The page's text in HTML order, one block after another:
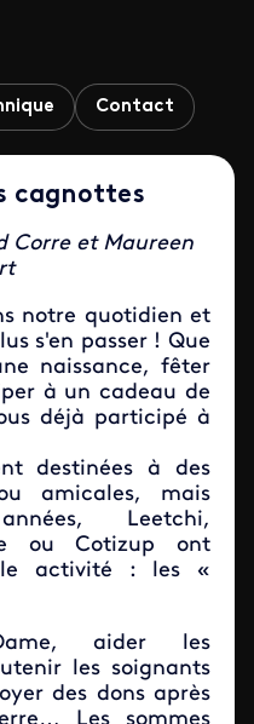
LinkedIn
Contact
cagnottes
Corre et Maureen
notre quotidien et
s'en passer ! Que
naissance, fêter
à un cadeau de
déjà participé à
destinées à des
amicales, mais
Leetchi,
ou Cotizup ont
activité : les «
Dame, aider les
les soignants
des dons après